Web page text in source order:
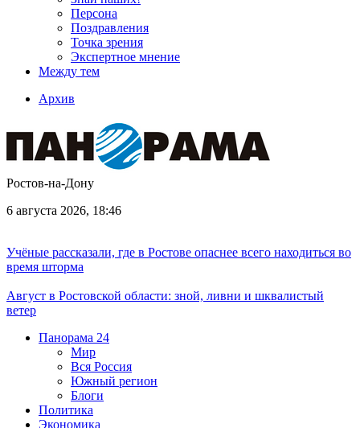
Персона
Поздравления
Точка зрения
Экспертное мнение
Между тем
Архив
Ростов-на-Дону
6 августа 2026, 18:46
Учёные рассказали, где в Ростове опаснее всего находиться во
время шторма
Август в Ростовской области: зной, ливни и шквалистый
ветер
Панорама 24
Мир
Вся Россия
Южный регион
Блоги
Политика
Экономика